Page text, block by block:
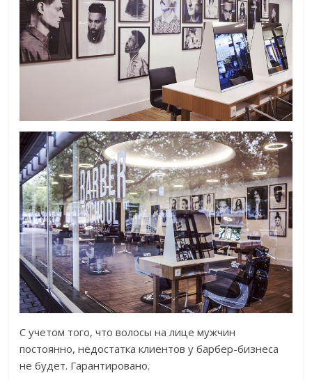
С учетом того, что волосы на лице мужчин
постоянно, недостатка клиентов у барбер-бизнеса
не будет. Гарантировано.